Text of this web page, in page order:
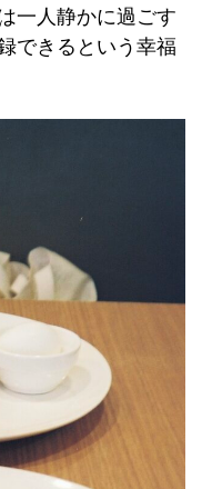
一人静かに過ごす
できるという幸福